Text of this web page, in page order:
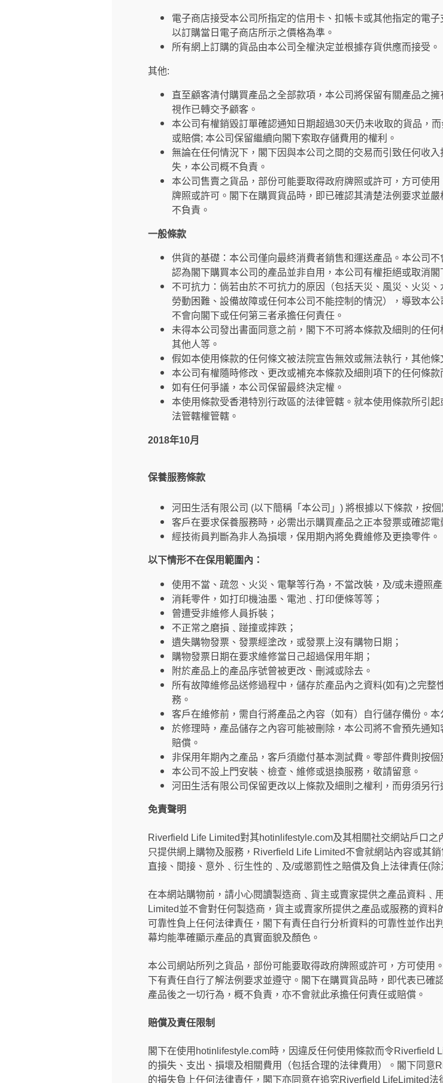
電子商店接受本公司所指定的信用卡、扣帳卡或其他指定的電
以訂購當日電子商店所示之價格為準。
所有網上訂購的貨品由本公司全權決定並根據存貨供應而接受。
其他:
直至顧客清付購買產品之全部款項，本公司將保留有關產品之
視作已轉交予顧客。
本公司有權銷毀訂單確認通知日期超過30天仍未收取的貨品，
或賠償; 本公司保留繼續向閣下索取存儲費用的權利。
無論在任何情況下，閣下因與本公司之間的交易而引致任何收
失，本公司概不負責。
本公司售賣之貨品，部份可能要取得政府牌照或許可，方可使
牌照或許可。閣下在購買貨品時，即已確認其清楚法例要求並
不負責。
一般條款
供貨的基礎：本公司僅向最終消費者銷售和運送產品。本公司
認為閣下購買本公司的產品並非自用，本公司有權拒絕或取消閣
不可抗力：倘若由於不可抗力的原因（包括天災、風災、火災
勞動困難、設備故障或任何本公司不能控制的情況），導致本
不會向閣下或任何第三者承擔任何責任。
未得本公司發出書面同意之前，閣下不可將本條款及細則的任
其他人等。
假如本使用條款的任何條文被法院宣告無效或無法執行，其他條
本公司有權隨時修改、更改或補充本條款及細則項下的任何條款
如有任何爭議，本公司保留最終決定權。
本使用條款受香港特別行政區的法律管轄。就本使用條款所引
法管轄權管轄。
2018年10月
保養服務條款
河田生活有限公司 (以下簡稱「本公司」) 將根據以下條款，按
客戶在要求保養服務時，必需出示購買產品之正本發票或確認電
經技術員判斷為非人為損壞，保用期內將免費維修及更換零件。
以下情形不在保用範圍內：
使用不當、疏忽、火災、電擊等行為，不當改裝，及/或未遵照
消耗零件，如打印機油墨、電池﹑打印便條等等；
曾遭受非維修人員拆裝；
不正常之磨損﹑踫撞或摔跌；
遺失購物發票、發票經塗改，或發票上沒有購物日期；
購物發票日期在要求維修當日己超過保用年期；
附於產品上的產品序號曾被更改、刪減或除去。
所有故障維修品送修過程中，儲存於產品內之資料(如有)之完
務。
客戶在維修前，需自行將產品之內容（如有）自行儲存備份。本
於修理時，產品儲存之內容可能被刪除，本公司將不會預先通
賠償。
非保用年期內之產品，客戶須繳付基本測試費。零部件費則按個
本公司不設上門安裝、檢查、維修或退換服務，敬請留意。
河田生活有限公司保留更改以上條款及細則之權利，而毋須另行
免責聲明
Riverfield Life Limited對其hotinlifestyle.com及其相關社交網站戶口
只提供網上購物及服務，Riverfield Life Limited不會就網站內容或其
直接、間接、意外﹑衍生性的﹑及/或懲罰性之賠償及負上法律責任(除
在本網站購物前，請小心閱讀製造商﹑貨主或賣家提供之產品資料﹑
Limited並不會對任何製造商，貨主或賣家所提供之產品或服務的資
可靠性負上任何法律責任，閣下有責任自行分析資料的可靠性並作出
幕均能準確顯示產品的真實面貌及顏色。
本公司網站所列之貨品，部份可能要取得政府牌照或許可，方可使用
下有責任自行了解法例要求並遵守。閣下在購買貨品時，即代表已確
產品後之一切行為，概不負責，亦不會就此承擔任何責任或賠償。
賠償及責任限制
閣下在使用hotinlifestyle.com時，因違反任何使用條款而令Riverfield
的損失、支出、損壞及相關費用（包括合理的法律費用）。閣下同意
的損失負上任何法律責任，閣下亦同意在追究Riverfield LifeLimited